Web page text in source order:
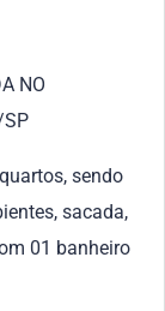
NO
SP
sendo
sacada,
01 banheiro